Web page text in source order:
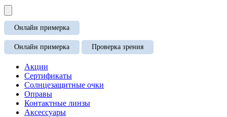
Онлайн примерка
Онлайн примерка Проверка зрения
Акции
Сертификаты
Солнцезащитные очки
Оправы
Контактные линзы
Аксессуары